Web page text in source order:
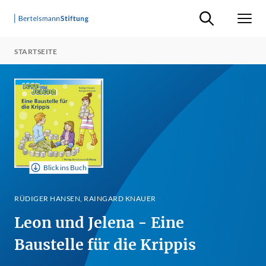
Suche ein-/
STARTSEITE
Blick ins Buch
RÜDIGER HANSEN, RAINGARD KNAUER
Leon und Jelena - Eine
Baustelle für die Krippis